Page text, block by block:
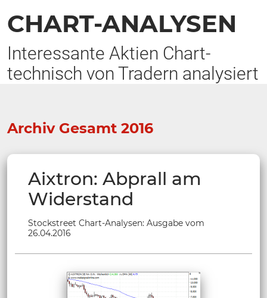
CHART-ANALYSEN
Interessante Aktien Chart-
technisch von Tradern analysiert
Archiv Gesamt 2016
Aixtron: Abprall am
Widerstand
Stockstreet Chart-Analysen: Ausgabe vom
26.04.2016